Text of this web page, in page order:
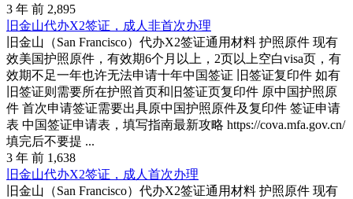
3 年 前 2,895
旧金山代办X2签证，成人非首次办理
旧金山（San Francisco）代办X2签证通用材料 护照原件 现有
效美国护照原件，有效期6个月以上，2页以上空白visa页，有
效期不足一年也许无法申请十年中国签证 旧签证复印件 如有
旧签证则需要所在护照首页和旧签证页复印件 原中国护照原
件 首次申请签证需要出具原中国护照原件及复印件 签证申请
表 中国签证申请表，填写指南最新攻略 https://cova.mfa.gov.cn/
填完后不要提 ...
3 年 前 1,638
旧金山代办X2签证，成人首次办理
旧金山（San Francisco）代办X2签证通用材料 护照原件 现有